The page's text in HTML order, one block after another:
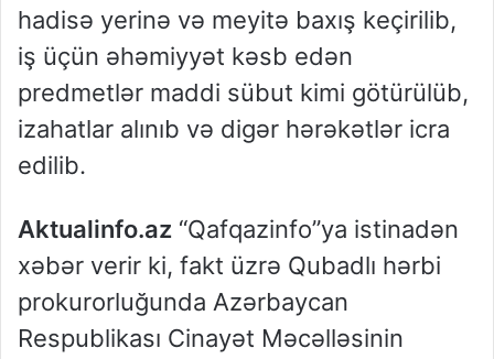
hadisə yerinə və meyitə baxış keçirilib,
iş üçün əhəmiyyət kəsb edən
predmetlər maddi sübut kimi götürülüb,
izahatlar alınıb və digər hərəkətlər icra
edilib.
Aktualinfo.az “Qafqazinfo”ya istinadən
xəbər verir ki, fakt üzrə Qubadlı hərbi
prokurorluğunda Azərbaycan
Respublikası Cinayət Məcəlləsinin